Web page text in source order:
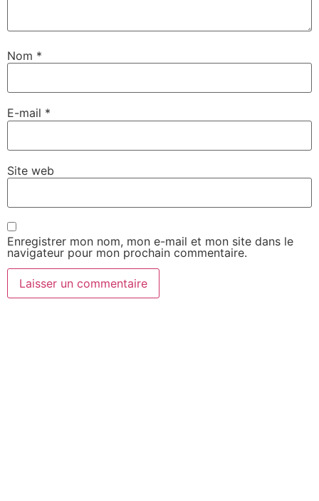
Nom *
E-mail *
Site web
Enregistrer mon nom, mon e-mail et mon site dans le
navigateur pour mon prochain commentaire.